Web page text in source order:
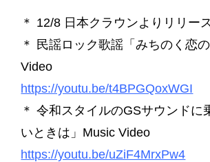
＊ 12/8 日本クラウンよりリリー
＊ 民謡ロック歌謡「みちのく恋
Video
https://youtu.be/t4BPGQoxWGI
＊ 令和スタイルのGSサウンドに
いときは」Music Video
https://youtu.be/uZiF4MrxPw4